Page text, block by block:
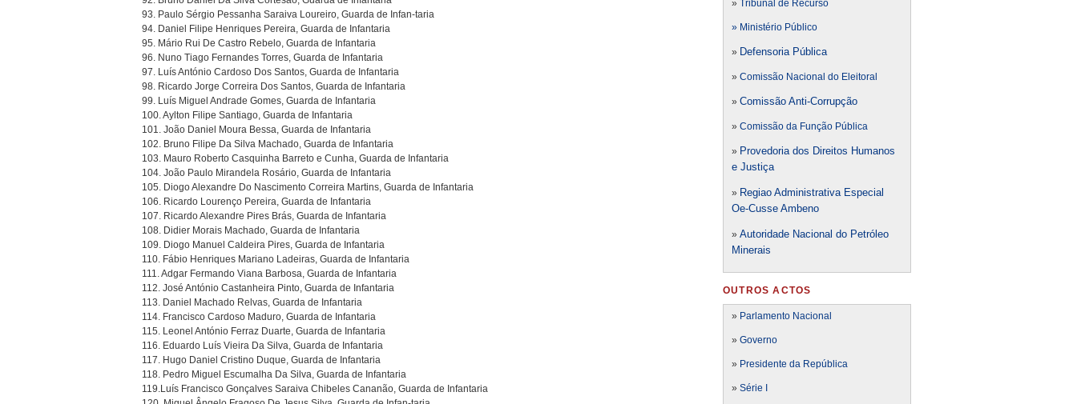
93. Paulo Sérgio Pessanha Saraiva Loureiro, Guarda de Infan-taria
94. Daniel Filipe Henriques Pereira, Guarda de Infantaria
95. Mário Rui De Castro Rebelo, Guarda de Infantaria
96. Nuno Tiago Fernandes Torres, Guarda de Infantaria
97. Luís António Cardoso Dos Santos, Guarda de Infantaria
98. Ricardo Jorge Correira Dos Santos, Guarda de Infantaria
99. Luís Miguel Andrade Gomes, Guarda de Infantaria
100. Aylton Filipe Santiago, Guarda de Infantaria
101. João Daniel Moura Bessa, Guarda de Infantaria
102. Bruno Filipe Da Silva Machado, Guarda de Infantaria
103. Mauro Roberto Casquinha Barreto e Cunha, Guarda de Infantaria
104. João Paulo Mirandela Rosário, Guarda de Infantaria
105. Diogo Alexandre Do Nascimento Correira Martins, Guarda de Infantaria
106. Ricardo Lourenço Pereira, Guarda de Infantaria
107. Ricardo Alexandre Pires Brás, Guarda de Infantaria
108. Didier Morais Machado, Guarda de Infantaria
109. Diogo Manuel Caldeira Pires, Guarda de Infantaria
110. Fábio Henriques Mariano Ladeiras, Guarda de Infantaria
111. Adgar Fermando Viana Barbosa, Guarda de Infantaria
112. José António Castanheira Pinto, Guarda de Infantaria
113. Daniel Machado Relvas, Guarda de Infantaria
114. Francisco Cardoso Maduro, Guarda de Infantaria
115. Leonel António Ferraz Duarte, Guarda de Infantaria
116. Eduardo Luís Vieira Da Silva, Guarda de Infantaria
117. Hugo Daniel Cristino Duque, Guarda de Infantaria
118. Pedro Miguel Escumalha Da Silva, Guarda de Infantaria
119.Luís Francisco Gonçalves Saraiva Chibeles Cananão, Guarda de Infantaria
» Tribunal de Recurso
» Ministério Público
» Defensoria Pública
» Comissão Nacional do Eleitoral
» Comissão Anti-Corrupção
» Comissão da Função Pública
» Provedoria dos Direitos Humanos
e Justiça
» Regiao Administrativa Especial
Oe-Cusse Ambeno
» Autoridade Nacional do Petróleo
Minerais
OUTROS ACTOS
» Parlamento Nacional
» Governo
» Presidente da República
» Série I